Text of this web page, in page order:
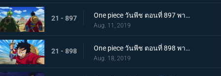
21 - 897 One piece วันพีช ตอนที่ 897 พากย์ไทย ช่วยโอทามะ หมวกฟางทะลวงฝ่าทุ่งรกร้าง!
Aug. 11, 2019
21 - 898 One piece วันพีช ตอนที่ 898 พากย์ไทย ดาราเด่น! จอมขมังเวทย์ฮอว์คินส์ออกโรง
Aug. 18, 2019